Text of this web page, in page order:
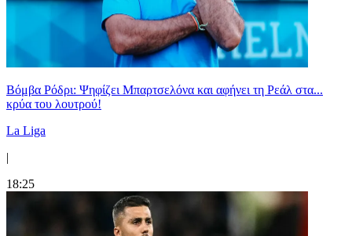
Βόμβα Ρόδρι: Ψηφίζει Μπαρτσελόνα και αφήνει τη Ρεάλ στα...
κρύα του λουτρού!
La Liga
|
18:25